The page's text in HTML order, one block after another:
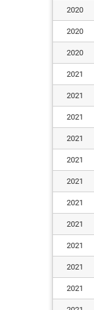
2020
2020
2020
2021
2021
2021
2021
2021
2021
2021
2021
2021
2021
2021